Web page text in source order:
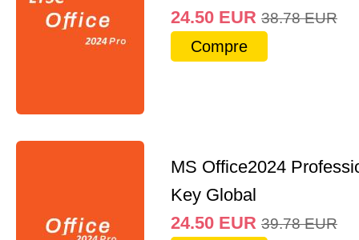
24.50 EUR 38.78 EUR
Compre
MS Office2024
Key Global
24.50 EUR 39.78 EUR